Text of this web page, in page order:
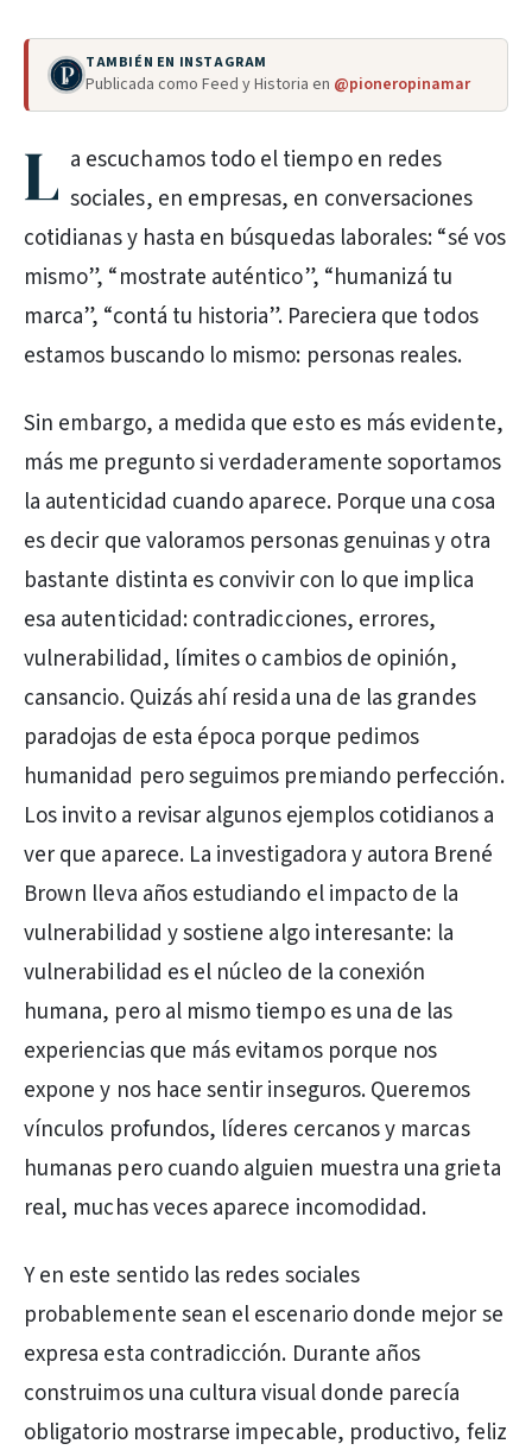
TAMBIÉN EN INSTAGRAM
Publicada como Feed y Historia en @pioneropinamar
L a escuchamos todo el tiempo en redes
sociales, en empresas, en conversaciones
cotidianas y hasta en búsquedas laborales: “sé vos
mismo”, “mostrate auténtico”, “humanizá tu
marca”, “contá tu historia”. Pareciera que todos
estamos buscando lo mismo: personas reales.
Sin embargo, a medida que esto es más evidente,
más me pregunto si verdaderamente soportamos
la autenticidad cuando aparece. Porque una cosa
es decir que valoramos personas genuinas y otra
bastante distinta es convivir con lo que implica
esa autenticidad: contradicciones, errores,
vulnerabilidad, límites o cambios de opinión,
cansancio. Quizás ahí resida una de las grandes
paradojas de esta época porque pedimos
humanidad pero seguimos premiando perfección.
Los invito a revisar algunos ejemplos cotidianos a
ver que aparece. La investigadora y autora Brené
Brown lleva años estudiando el impacto de la
vulnerabilidad y sostiene algo interesante: la
vulnerabilidad es el núcleo de la conexión
humana, pero al mismo tiempo es una de las
experiencias que más evitamos porque nos
expone y nos hace sentir inseguros. Queremos
vínculos profundos, líderes cercanos y marcas
humanas pero cuando alguien muestra una grieta
real, muchas veces aparece incomodidad.
Y en este sentido las redes sociales
probablemente sean el escenario donde mejor se
expresa esta contradicción. Durante años
construimos una cultura visual donde parecía
obligatorio mostrarse impecable, productivo, feliz